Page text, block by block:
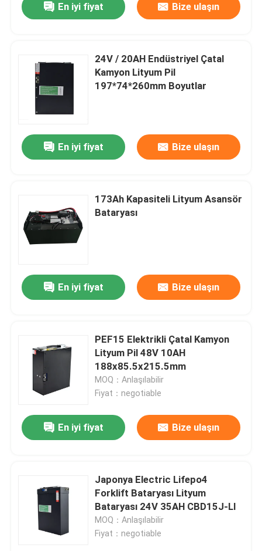
Ev
Hakkımızda
Fabrika turu
En iyi fiyat Bize ulaşın
24V / 20AH Endüstriyel Çatal
Kamyon Lityum Pil
197*74*260mm Boyutlar
En iyi fiyat Bize ulaşın
173Ah Kapasiteli Lityum Asansör
Bataryası
En iyi fiyat Bize ulaşın
PEF15 Elektrikli Çatal Kamyon
Lityum Pil 48V 10AH
188x85.5x215.5mm
MOQ：Anlaşılabilir
Fiyat：negotiable
En iyi fiyat Bize ulaşın
Japonya Electric Lifepo4
Forklift Bataryası Lityum
Bataryası 24V 35AH CBD15J-LI
MOQ：Anlaşılabilir
Fiyat：negotiable